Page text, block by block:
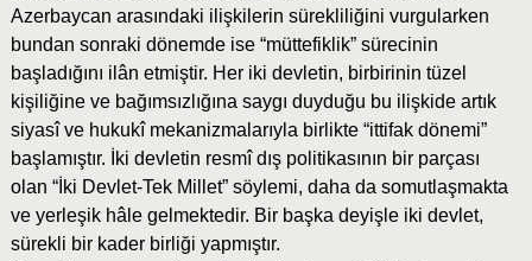
Azerbaycan arasındaki ilişkilerin sürekliliğini vurgularken
bundan sonraki dönemde ise “müttefiklik” sürecinin
başladığını ilân etmiştir. Her iki devletin, birbirinin tüzel
kişiliğine ve bağımsızlığına saygı duyduğu bu ilişkide artık
siyasî ve hukukî mekanizmalarıyla birlikte “ittifak dönemi”
başlamıştır. İki devletin resmî dış politikasının bir parçası
olan “İki Devlet-Tek Millet” söylemi, daha da somutlaşmakta
ve yerleşik hâle gelmektedir. Bir başka deyişle iki devlet,
sürekli bir kader birliği yapmıştır.